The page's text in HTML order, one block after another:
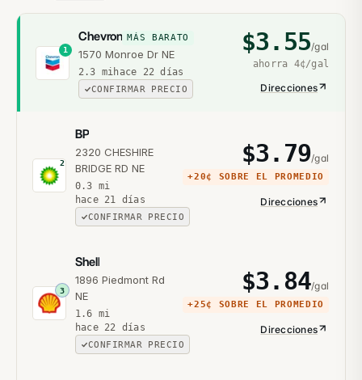
1
Chevron MÁS BARATO
1570 Monroe Dr NE
2.3 mihace 22 días
CONFIRMAR PRECIO
$3.55/gal
ahorra 4¢/gal
Direcciones
2
BP
2320 CHESHIRE
BRIDGE RD NE
0.3 mi
hace 21 días
CONFIRMAR PRECIO
$3.79/gal
+20¢ SOBRE EL PROMEDIO
Direcciones
3
Shell
1896 Piedmont Rd
NE
1.6 mi
hace 22 días
CONFIRMAR PRECIO
$3.84/gal
+25¢ SOBRE EL PROMEDIO
Direcciones